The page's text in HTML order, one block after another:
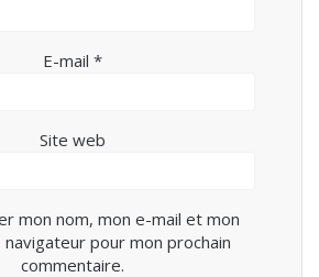
E-mail *
Site web
mon nom, mon e-mail et mon
pour mon prochain
commentaire.